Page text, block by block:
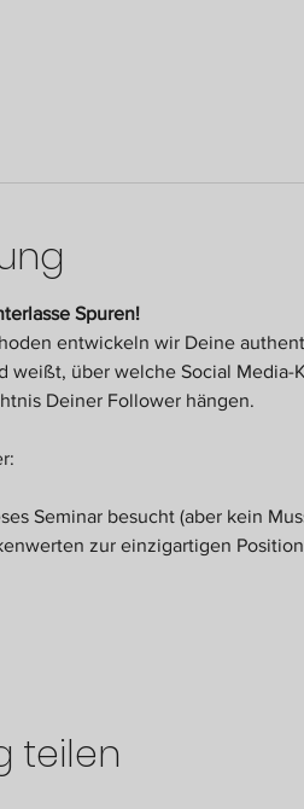
Spuren!
entwickeln wir Deine
über welche Social Media-
Deiner Follower hängen.
Seminar besucht (aber kein
zur einzigartigen
teilen